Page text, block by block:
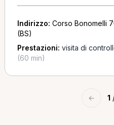
Indirizzo: Corso Bonomelli
(BS)
Prestazioni: visita di
(60 min)
← 1